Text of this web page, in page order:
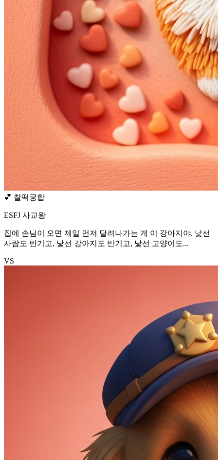
💕 찰떡궁합
ESFJ 사교왕
집에 손님이 오면 제일 먼저 달려나가는 게 이 강아지야. 낯선
사람도 반기고, 낯선 강아지도 반기고, 낯선 고양이도...
VS